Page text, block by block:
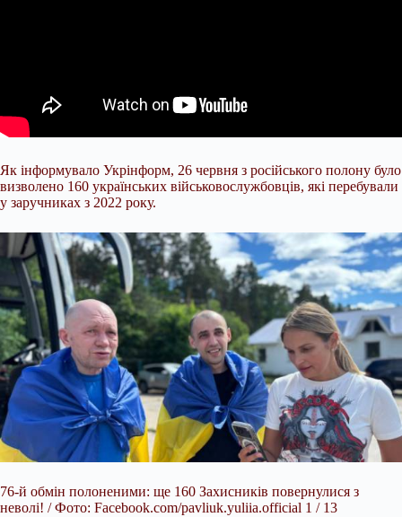
Як інформувало Укрінформ, 26 червня з російського полону було
визволено 160 українських військовослужбовців, які перебували
у заручниках з 2022 року.
76-й обмін полоненими: ще 160 Захисників повернулися з
неволі! / Фото: Facebook.com/pavliuk.yuliia.official 1 / 13